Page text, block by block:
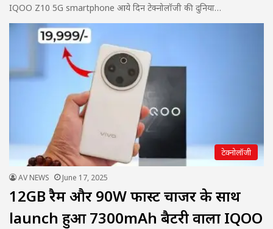
IQOO Z10 5G smartphone आये दिन टेक्नोलॉजी की दुनिया…
टेक्नोलॉजी
AV NEWS June 17, 2025
12GB रैम और 90W फास्ट चार्जर के साथ
launch हुआ 7300mAh बैटरी वाला IQOO